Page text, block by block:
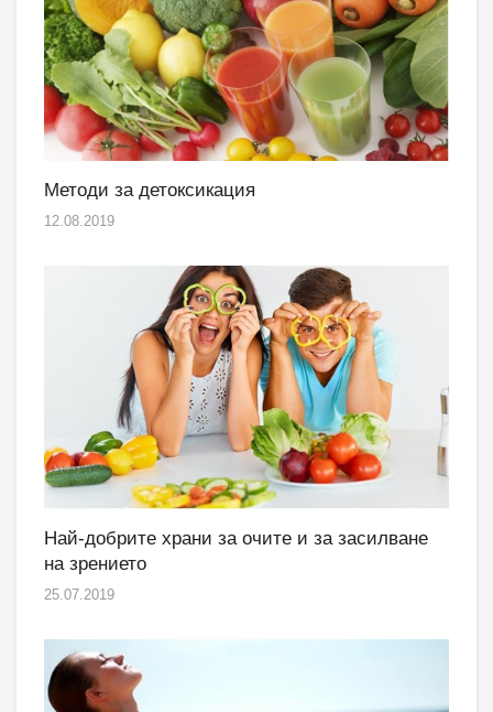
Методи за детоксикация
12.08.2019
Най-добрите храни за очите и за засилване
на зрението
25.07.2019